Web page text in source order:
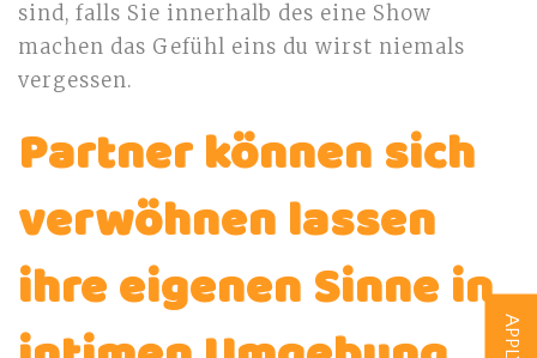
sind, falls Sie innerhalb des eine Show
machen das Gefühl eins du wirst niemals
vergessen.
Partner können sich
verwöhnen lassen
ihre eigenen Sinne in